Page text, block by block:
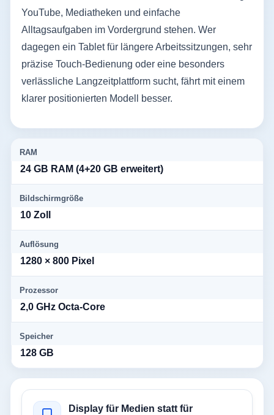
YouTube, Mediatheken und einfache
Alltagsaufgaben im Vordergrund stehen. Wer
dagegen ein Tablet für längere Arbeitssitzungen, sehr
präzise Touch-Bedienung oder eine besonders
verlässliche Langzeitplattform sucht, fährt mit einem
klarer positionierten Modell besser.
RAM
24 GB RAM (4+20 GB erweitert)
Bildschirmgröße
10 Zoll
Auflösung
1280 × 800 Pixel
Prozessor
2,0 GHz Octa-Core
Speicher
128 GB
Display für Medien statt für